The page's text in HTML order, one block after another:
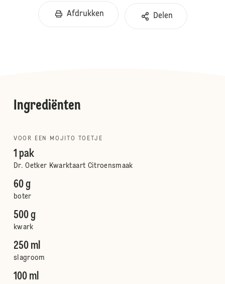
Afdrukken Delen
Ingrediënten
VOOR EEN MOJITO TOETJE
1 pak
Dr. Oetker Kwarktaart Citroensmaak
60 g
boter
500 g
kwark
250 ml
slagroom
100 ml